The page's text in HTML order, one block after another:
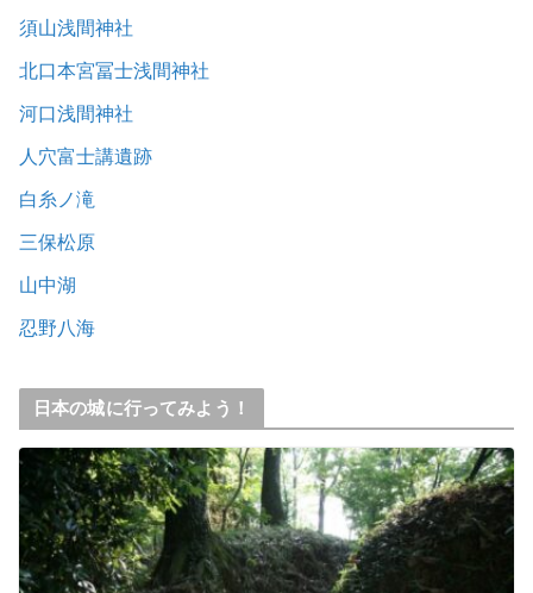
須山浅間神社
北口本宮冨士浅間神社
河口浅間神社
人穴富士講遺跡
白糸ノ滝
三保松原
山中湖
忍野八海
日本の城に行ってみよう！